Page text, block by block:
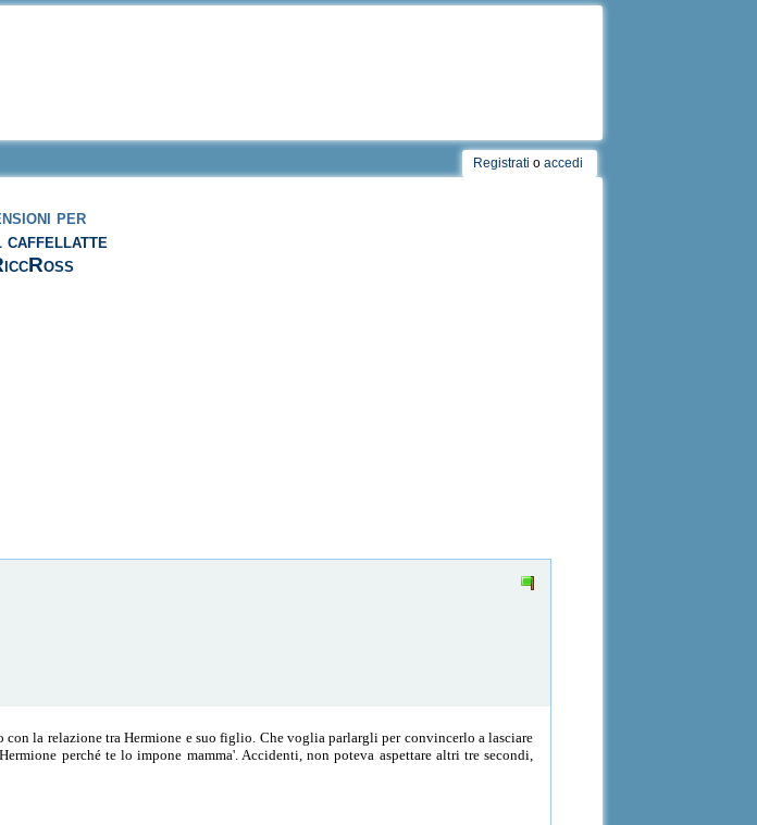
Registrati o accedi
per
caffellatte
la relazione tra Hermione e suo figlio. Che voglia parlargli per convincerlo a lasciare
perché te lo impone mamma'. Accidenti, non poteva aspettare altri tre secondi,